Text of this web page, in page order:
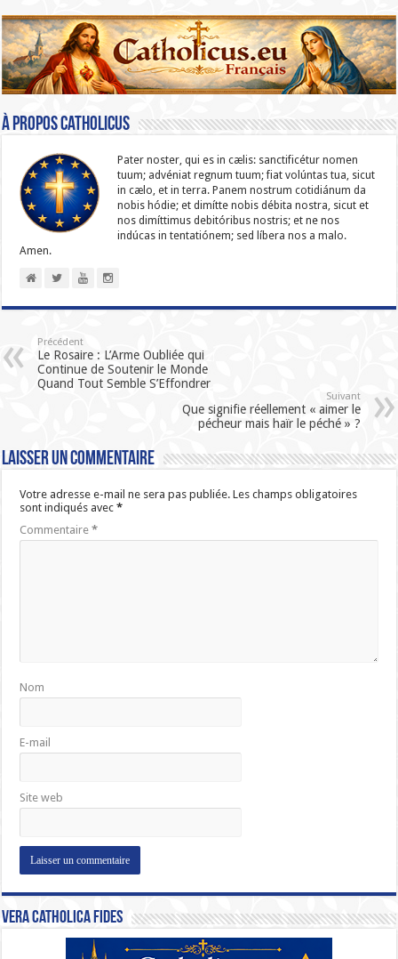
À propos catholicus
Pater noster, qui es in cælis: sanc­ti­ficétur nomen
tuum; advéniat regnum tuum; fiat volúntas tua, sicut
in cælo, et in terra. Panem nostrum cotidiánum da
nobis hódie; et dimítte nobis débita nostra, sicut et
nos dimíttimus debitóribus nostris; et ne nos
indúcas in ten­ta­tiónem; sed líbera nos a malo.
Amen.
Précédent
Le Rosaire : L’Arme Oubliée qui
Continue de Soutenir le Monde
Quand Tout Semble S’Effondrer
Suivant
Que signifie réellement « aimer le
pécheur mais haïr le péché » ?
Laisser un commentaire
Votre adresse e-mail ne sera pas publiée. Les champs obligatoires
sont indiqués avec*
Commentaire*
Nom
E-mail
Site web
Vera Catholica Fides